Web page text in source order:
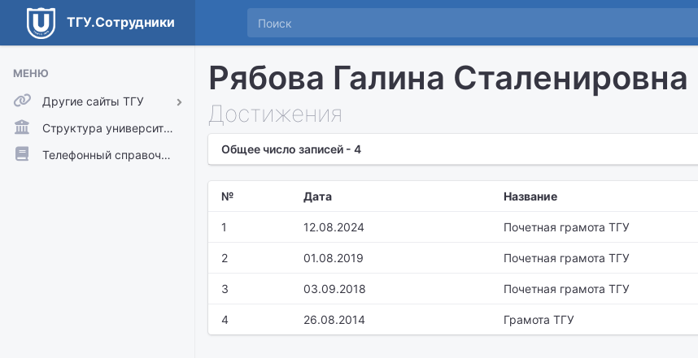
ТГУ.Сотрудники
МЕНЮ
Другие сайты ТГУ
ТГУ.Аккаунты
ТГУ.Расписание
Структура университета
Телефонный справочник
Рябова Галина Сталенировна
Достижения
Общее число записей - 4
№ Дата Название
1 12.08.2024 Почетная грамота ТГУ
2 01.08.2019 Почетная грамота ТГУ
3 03.09.2018 Почетная грамота ТГУ
4 26.08.2014 Грамота ТГУ